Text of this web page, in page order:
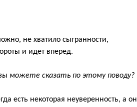
, не хватило сыгранности,
и идет вперед.
можете сказать по этому поводу?
есть некоторая неуверенность, а